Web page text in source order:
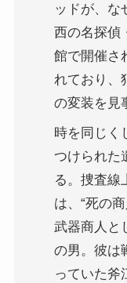
ッドが、な
西の名探偵
館で開催さ
れており、
の変装を見
時を同じく
つけられた
る。捜査線
は、“死の
武器商人と
の男。彼は
っていた斧